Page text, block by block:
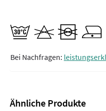
Bei Nachfragen:
Ähnliche Produkte